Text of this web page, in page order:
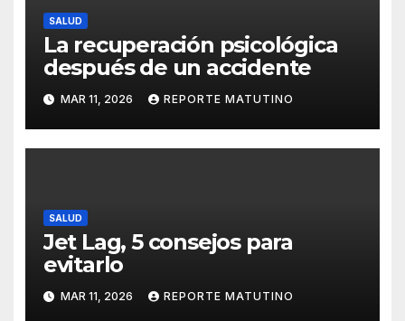
SALUD
La recuperación psicológica
después de un accidente
MAR 11, 2026 REPORTE MATUTINO
SALUD
Jet Lag, 5 consejos para
evitarlo
MAR 11, 2026 REPORTE MATUTINO